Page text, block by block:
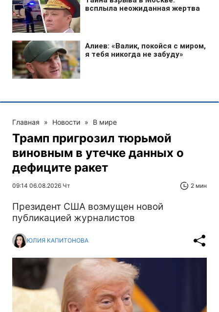
Главная » Новости » В мире
Трамп пригрозил тюрьмой
виновным в утечке данных о
дефиците ракет
09:14 06.08.2026 Чт 2 мин
Президент США возмущен новой
публикацией журналистов
ЮЛИЯ КАПИТОНОВА